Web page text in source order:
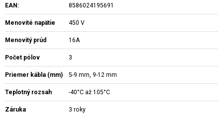
EAN: 8586024195691
Menovité napätie 450 V
Menovitý prúd 16A
Počet pólov 3
Priemer kábla (mm) 5-9 mm, 9-12 mm
Teplotný rozsah -40°C až 105°C
Záruka 3 roky